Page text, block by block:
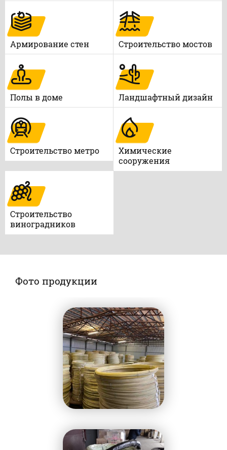
Армирование стен Строительство мостов
Полы в доме Ландшафтный дизайн
Строительство метро
Химические
сооружения
Строительство
виноградников
Фото продукции